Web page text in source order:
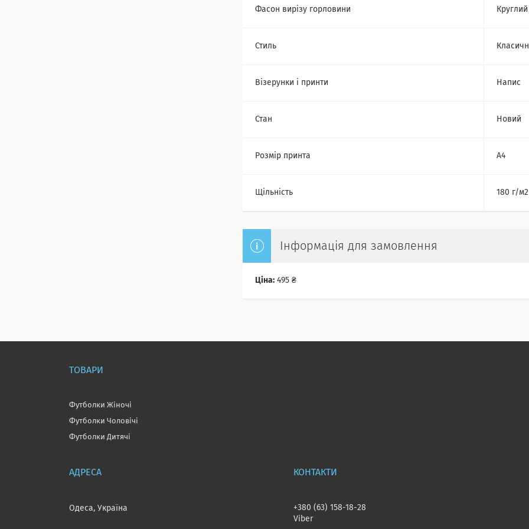
Фасон вирізу горловини Круглий
Стиль
Візерунки і принти Напис
Стан Новий
Розмір принта А4
Щільність 180 г/м2
Інформація для замовлення
Ціна: 495 ₴
ТОВАРИ
Футболки Жіночі
Футболки Чоловічі
Футболки Дитячі
Одеса, Україна
+380 (63) 158-18-28
Viber